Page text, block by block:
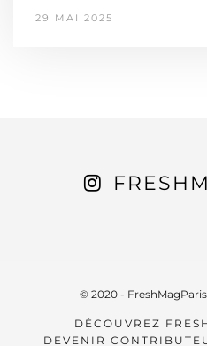
29 MAI 2025
© 2020 -
DÉCOUVREZ
DEVENIR